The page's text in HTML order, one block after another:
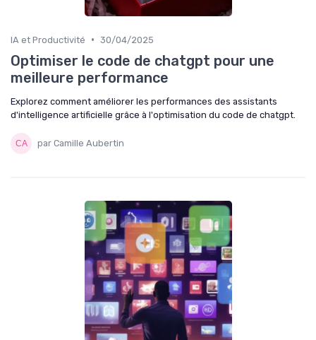
IA et Productivité • 30/04/2025
Optimiser le code de chatgpt pour une
meilleure performance
Explorez comment améliorer les performances des assistants
d'intelligence artificielle grâce à l'optimisation du code de chatgpt.
par Camille Aubertin